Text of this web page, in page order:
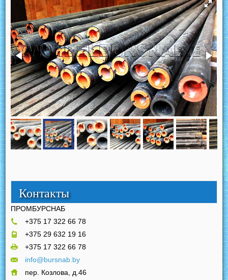
Контакты
ПРОМБУРСНАБ
+375 17 322 66 78
+375 29 632 19 16
+375 17 322 66 78
info@bursnab.by
пер. Козлова, д.46